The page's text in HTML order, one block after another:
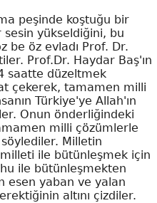
peşinde koştuğu bir
sesin yükseldiğini, bu
be öz evladı Prof. Dr.
Prof.Dr. Haydar Baş'ın
saatte düzeltmek
çekerek, tamamen milli
Türkiye'ye Allah'ın
Onun önderliğindeki
milli çözümlerle
Milletin
ile bütünleşmek için
ile bütünleşmekten
esen yaban ve yalan
altını çizdiler.